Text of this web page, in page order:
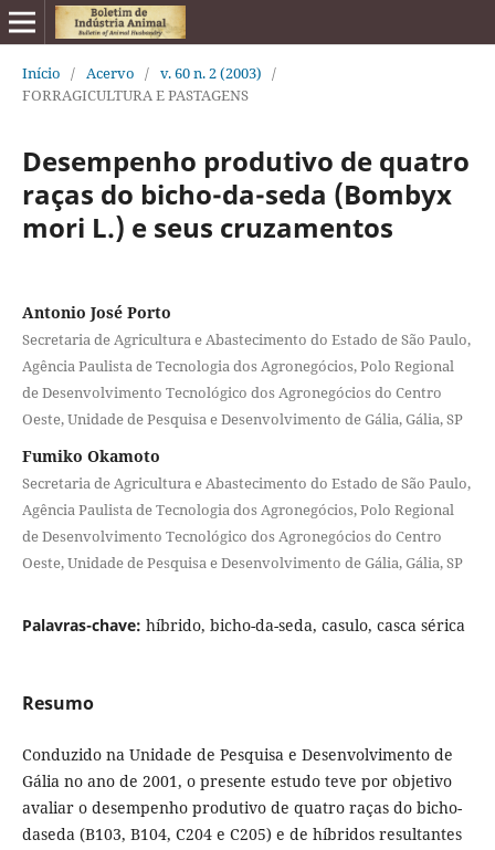
Início / Acervo / v. 60 n. 2 (2003) /
FORRAGICULTURA E PASTAGENS
Desempenho produtivo de quatro
raças do bicho-da-seda (Bombyx
mori L.) e seus cruzamentos
Antonio José Porto
Secretaria de Agricultura e Abastecimento do Estado de São Paulo,
Agência Paulista de Tecnologia dos Agronegócios, Polo Regional
de Desenvolvimento Tecnológico dos Agronegócios do Centro
Oeste, Unidade de Pesquisa e Desenvolvimento de Gália, Gália, SP
Fumiko Okamoto
Secretaria de Agricultura e Abastecimento do Estado de São Paulo,
Agência Paulista de Tecnologia dos Agronegócios, Polo Regional
de Desenvolvimento Tecnológico dos Agronegócios do Centro
Oeste, Unidade de Pesquisa e Desenvolvimento de Gália, Gália, SP
Palavras-chave: híbrido, bicho-da-seda, casulo, casca sérica
Resumo
Conduzido na Unidade de Pesquisa e Desenvolvimento de
Gália no ano de 2001, o presente estudo teve por objetivo
avaliar o desempenho produtivo de quatro raças do bicho-
daseda (B103, B104, C204 e C205) e de híbridos resultantes